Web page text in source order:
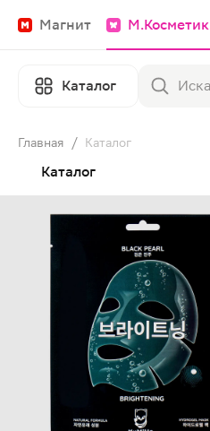
Магнит М.Косметик
Каталог
Главная / Каталог
Каталог